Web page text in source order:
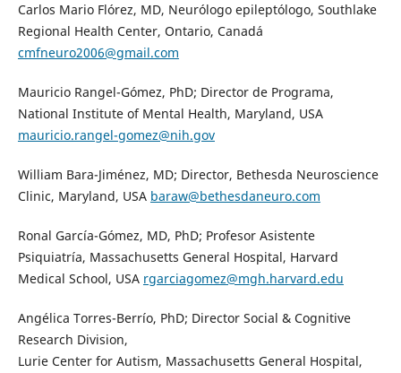
Carlos Mario Flórez, MD, Neurólogo epileptólogo, Southlake
Regional Health Center, Ontario, Canadá
cmfneuro2006@gmail.com
Mauricio Rangel-Gómez, PhD; Director de Programa,
National Institute of Mental Health, Maryland, USA
mauricio.rangel-gomez@nih.gov
William Bara-Jiménez, MD; Director, Bethesda Neuroscience
Clinic, Maryland, USA baraw@bethesdaneuro.com
Ronal García-Gómez, MD, PhD; Profesor Asistente
Psiquiatría, Massachusetts General Hospital, Harvard
Medical School, USA rgarciagomez@mgh.harvard.edu
Angélica Torres-Berrío, PhD; Director Social & Cognitive
Research Division,
Lurie Center for Autism, Massachusetts General Hospital,